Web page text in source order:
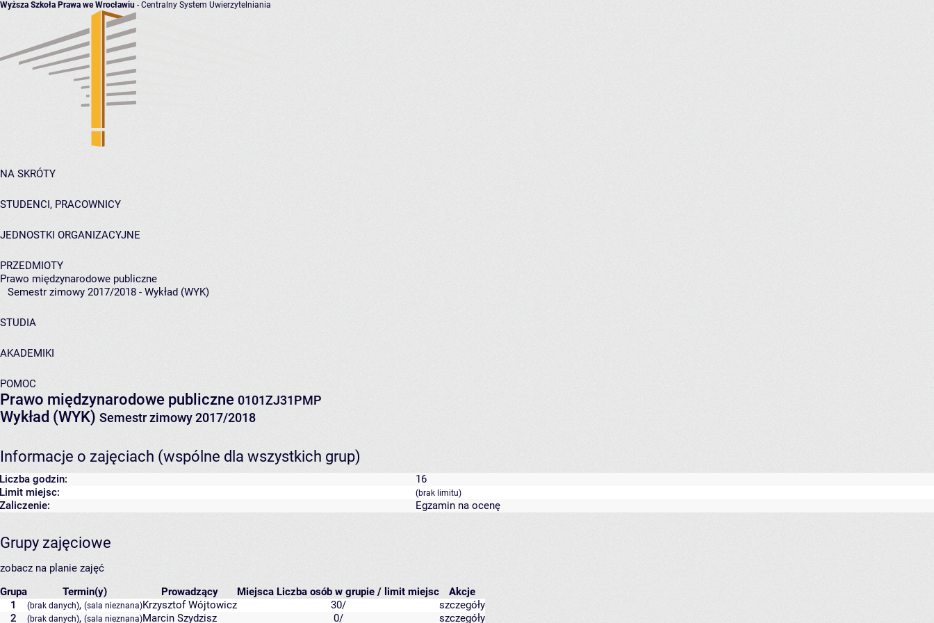
Wyższa Szkoła Prawa we Wrocławiu - Centralny System Uwierzytelniania
NA SKRÓTY
STUDENCI, PRACOWNICY
JEDNOSTKI ORGANIZACYJNE
PRZEDMIOTY
Prawo międzynarodowe publiczne
Semestr zimowy 2017/2018 - Wykład (WYK)
STUDIA
AKADEMIKI
POMOC
Prawo międzynarodowe publiczne 0101ZJ31PMP
Wykład (WYK) Semestr zimowy 2017/2018
Informacje o zajęciach (wspólne dla wszystkich grup)
Liczba godzin:
16
Limit miejsc:
(brak limitu)
Zaliczenie: Egzamin na ocenę
Grupy zajęciowe
zobacz na planie zajęć
Grupa
Termin(y) Prowadzący Miejsca Liczba osób w grupie / limit miejsc
Akcje
1
(brak danych), (sala nieznana)Krzysztof Wójtowicz 30/
szczegóły
2
(brak danych), (sala nieznana)Marcin Szydzisz 0/ szczegóły